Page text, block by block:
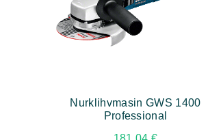
Nurklihvmasin GWS 1400
Professional